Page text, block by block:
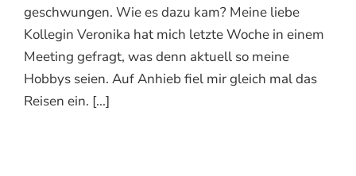
geschwungen. Wie es dazu kam? Meine liebe
Kollegin Veronika hat mich letzte Woche in einem
Meeting gefragt, was denn aktuell so meine
Hobbys seien. Auf Anhieb fiel mir gleich mal das
Reisen ein. [...]